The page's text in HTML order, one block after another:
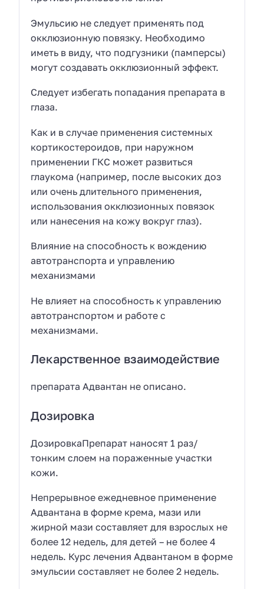
Эмульсию не следует применять под
окклюзионную повязку. Необходимо
иметь в виду, что подгузники (памперсы)
могут создавать окклюзионный эффект.
Следует избегать попадания препарата в
глаза.
Как и в случае применения системных
кортикостероидов, при наружном
применении ГКС может развиться
глаукома (например, после высоких доз
или очень длительного применения,
использования окклюзионных повязок
или нанесения на кожу вокруг глаз).
Влияние на способность к вождению
автотранспорта и управлению
механизмами
Не влияет на способность к управлению
автотранспортом и работе с
механизмами.
Лекарственное взаимодействие
препарата Адвантан не описано.
Дозировка
ДозировкаПрепарат наносят 1 раз/
тонким слоем на пораженные участки
кожи.
Непрерывное ежедневное применение
Адвантана в форме крема, мази или
жирной мази составляет для взрослых не
более 12 недель, для детей – не более 4
недель. Курс лечения Адвантаном в форме
эмульсии составляет не более 2 недель.